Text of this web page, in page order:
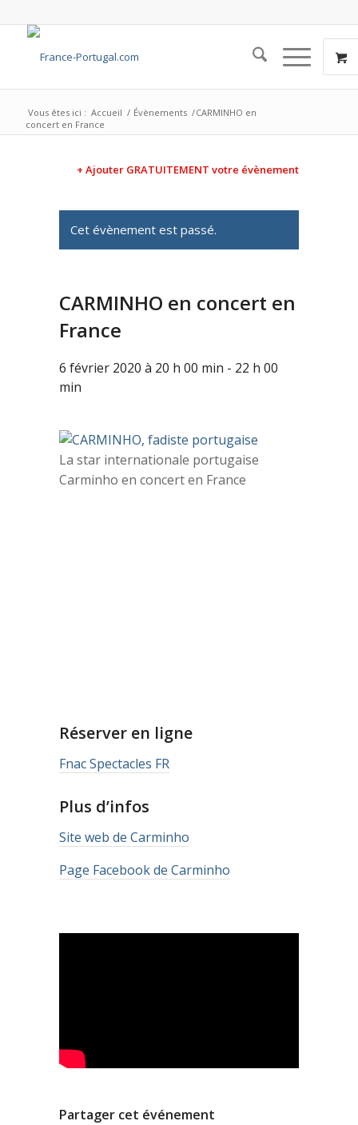
Vous êtes ici : Accueil / Évènements /CARMINHO en
concert en France
+ Ajouter GRATUITEMENT votre évènement
Cet évènement est passé.
CARMINHO en concert en
France
6 février 2020 à 20 h 00 min - 22 h 00
min
La star internationale portugaise
Carminho en concert en France
Réserver en ligne
Fnac Spectacles FR
Plus d’infos
Site web de Carminho
Page Facebook de Carminho
Partager cet événement